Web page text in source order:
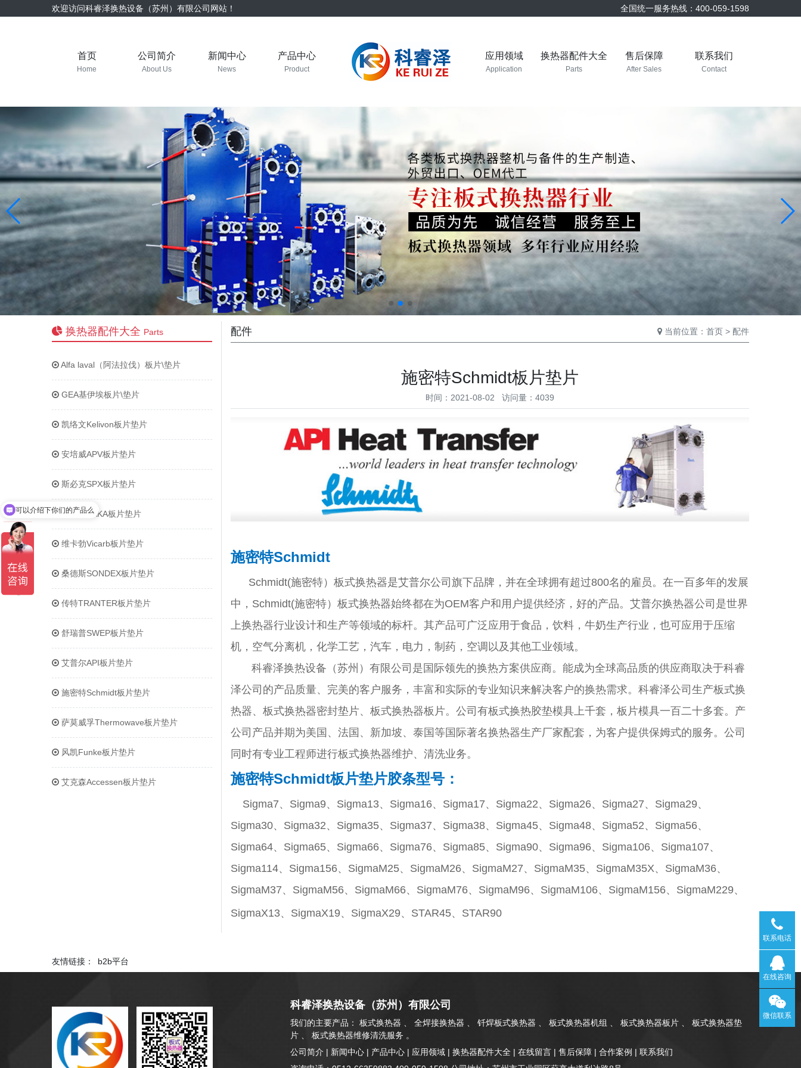
欢迎访问科睿泽换热设备（苏州）有限公司网站！ 全国统一服务热线：400-059-1598
首页
Home
公司简介
About Us
新闻中心
News
产品中心
Product
应用领域
Application
换热器配件大全
Parts
售后保障
After Sales
联系我们
Contact
换热器配件大全 Parts
Alfa laval（阿法拉伐）板片\垫片
GEA基伊埃板片\垫片
凯络文Kelivon板片垫片
安培威APV板片垫片
斯必克SPX板片垫片
日阪HISAKA板片垫片
维卡勃Vicarb板片垫片
桑德斯SONDEX板片垫片
传特TRANTER板片垫片
舒瑞普SWEP板片垫片
艾普尔API板片垫片
施密特Schmidt板片垫片
萨莫威孚Thermowave板片垫片
风凯Funke板片垫片
艾克森Accessen板片垫片
配件 当前位置： 首页 > 配件
施密特Schmidt板片垫片
时间：2021-08-02 访问量：4039
施密特Schmidt
Schmidt(施密特）板式换热器是艾普尔公司旗下品牌，并在全球拥有超过800名的雇员。在一百多年的发展
中，Schmidt(施密特）板式换热器始终都在为OEM客户和用户提供经济，好的产品。艾普尔换热器公司是世界
上换热器行业设计和生产等领域的标杆。其产品可广泛应用于食品，饮料，牛奶生产行业，也可应用于压缩
机，空气分离机，化学工艺，汽车，电力，制药，空调以及其他工业领域。
科睿泽换热设备（苏州）有限公司是国际领先的换热方案供应商。能成为全球高品质的供应商取决于科睿
泽公司的产品质量、完美的客户服务，丰富和实际的专业知识来解决客户的换热需求。科睿泽公司生产板式换
热器、板式换热器密封垫片、板式换热器板片。公司有板式换热胶垫模具上千套，板片模具一百二十多套。产
公司产品并期为美国、法国、新加坡、泰国等国际著名换热器生产厂家配套，为客户提供保姆式的服务。公司
同时有专业工程师进行板式换热器维护、清洗业务。
施密特Schmidt板片垫片胶条型号：
Sigma7、Sigma9、Sigma13、Sigma16、Sigma17、Sigma22、Sigma26、Sigma27、Sigma29、
Sigma30、Sigma32、Sigma35、Sigma37、Sigma38、Sigma45、Sigma48、Sigma52、Sigma56、
Sigma64、Sigma65、Sigma66、Sigma76、Sigma85、Sigma90、Sigma96、Sigma106、Sigma107、
Sigma114、Sigma156、SigmaM25、SigmaM26、SigmaM27、SigmaM35、SigmaM35X、SigmaM36、
SigmaM37、SigmaM56、SigmaM66、SigmaM76、SigmaM96、SigmaM106、SigmaM156、SigmaM229、
SigmaX13、SigmaX19、SigmaX29、STAR45、STAR90
友情链接： b2b平台
科睿泽换热设备（苏州）有限公司
我们的主要产品： 板式换热器 、 全焊接换热器 、 钎焊板式换热器 、 板式换热器机组 、 板式换热器板片 、 板式换热器垫
片 、 板式换热器维修清洗服务 。
公司简介 | 新闻中心 | 产品中心 | 应用领域 | 换热器配件大全 | 在线留言 | 售后保障 | 合作案例 | 联系我们
联系电话
在线咨询
微信联系
可以介绍下你们的产品么